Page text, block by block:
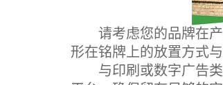
请考虑您的品牌在产
形在铭牌上的放置方式
与印刷或数字广告类